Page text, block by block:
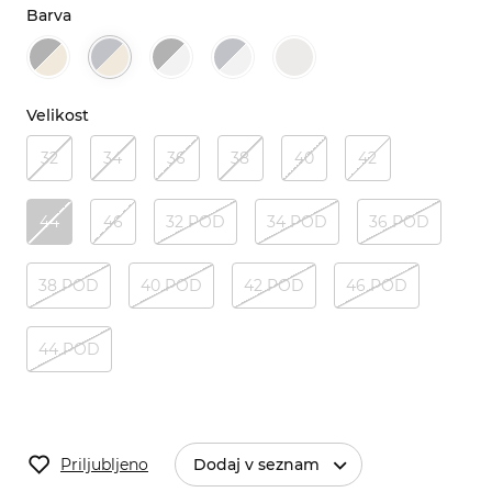
Barva
Velikost
32 34 36 38 40 42
44 46 32 POD 34 POD 36 POD
38 POD 40 POD 42 POD 46 POD
44 POD
Priljubljeno Dodaj v seznam